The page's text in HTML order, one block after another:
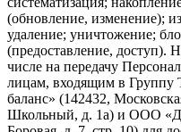
(обновление, изменение);
удаление; уничтожение;
(предоставление, доступ).
числе на передачу
лицам, входящим в
баланс» (142432,
Школьный, д. 1а) и ООО